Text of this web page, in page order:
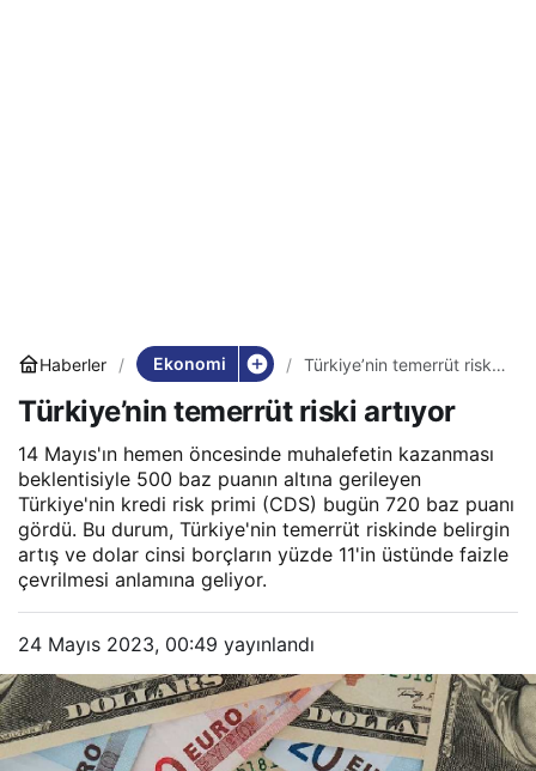
Haberler Ekonomi
Türkiye’nin temerrüt riski
Türkiye’nin temerrüt riski artıyor
14 Mayıs'ın hemen öncesinde muhalefetin kazanması
beklentisiyle 500 baz puanın altına gerileyen
Türkiye'nin kredi risk primi (CDS) bugün 720 baz puanı
gördü. Bu durum, Türkiye'nin temerrüt riskinde belirgin
artış ve dolar cinsi borçların yüzde 11'in üstünde faizle
çevrilmesi anlamına geliyor.
24 Mayıs 2023, 00:49 yayınlandı